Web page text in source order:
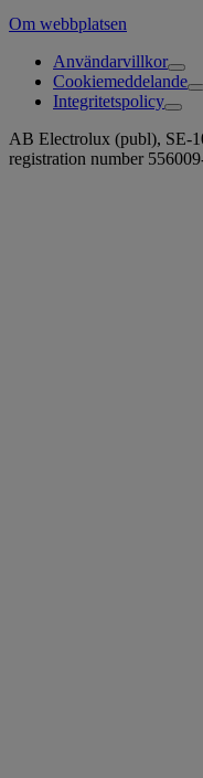
Om webbplatsen
Användarvillkor
Cookiemeddelande
Integritetspolicy
AB Electrolux (publ), SE-
registration number